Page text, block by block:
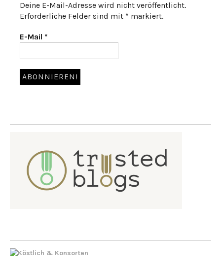
Deine E-Mail-Adresse wird nicht veröffentlicht.
Erforderliche Felder sind mit * markiert.
E-Mail *